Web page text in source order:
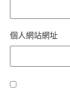
個人網站網址